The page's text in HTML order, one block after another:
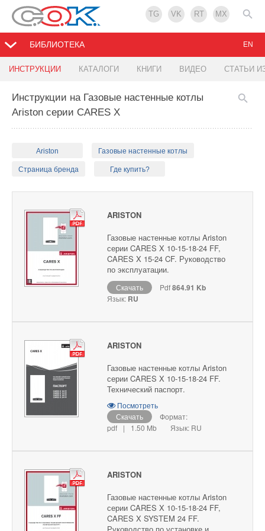
TG VK RT MX
БИБЛИОТЕКА
ИНСТРУКЦИИ КАТАЛОГИ КНИГИ ВИДЕО СТАТЬИ
EN
Инструкции на Газовые настенные котлы
Ariston серии CARES X
Ariston Газовые настенные котлы
Страница бренда Где купить?
ARISTON
Газовые настенные котлы Ariston
серии CARES X 10-15-18-24 FF,
CARES X 15-24 CF. Руководство
по эксплуатации.
Скачать Pdf864.91 Kb
Язык: RU
ARISTON
Газовые настенные котлы Ariston
серии CARES X 10-15-18-24 FF.
Технический паспорт.
Посмотреть
Скачать
Формат:
pdf
| 1.50 Mb Язык: RU
ARISTON
Газовые настенные котлы Ariston
серии CARES X 10-15-18-24 FF,
CARES X SYSTEM 24 FF.